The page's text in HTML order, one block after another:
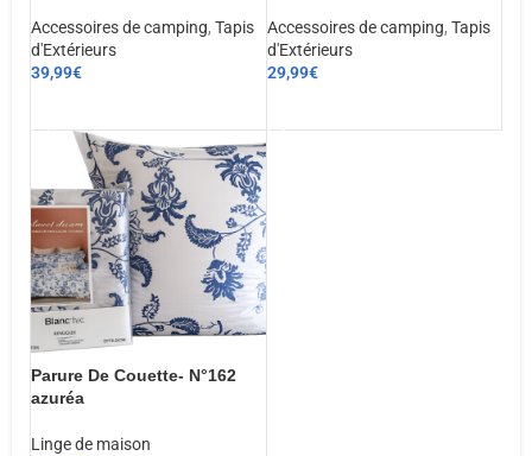
Accessoires de camping, Tapis
d'Extérieurs
39,99€
Accessoires de camping, Tapis
d'Extérieurs
29,99€
Parure De Couette- N°162
azuréa
Linge de maison